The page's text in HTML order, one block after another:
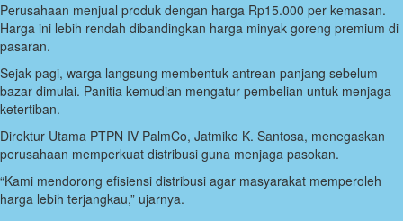
Perusahaan menjual produk dengan harga Rp15.000 per kemasan.
Harga ini lebih rendah dibandingkan harga minyak goreng premium di
pasaran.
Sejak pagi, warga langsung membentuk antrean panjang sebelum
bazar dimulai. Panitia kemudian mengatur pembelian untuk menjaga
ketertiban.
Direktur Utama PTPN IV PalmCo, Jatmiko K. Santosa, menegaskan
perusahaan memperkuat distribusi guna menjaga pasokan.
“Kami mendorong efisiensi distribusi agar masyarakat memperoleh
harga lebih terjangkau,” ujarnya.